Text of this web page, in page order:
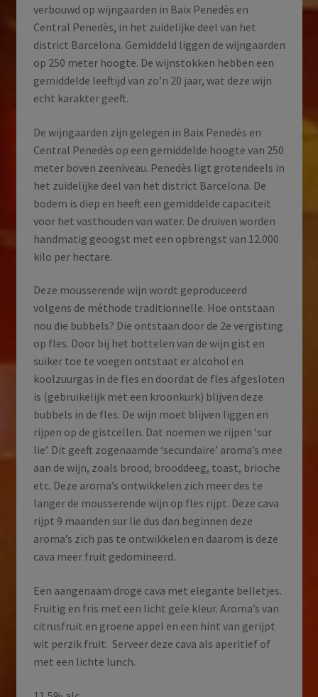
verbouwd op wijngaarden in Baix Penedès en
Central Penedès, in het zuidelijke deel van het
district Barcelona. Gemiddeld liggen de wijngaarden
op 250 meter hoogte. De wijnstokken hebben een
gemiddelde leeftijd van zo’n 20 jaar, wat deze wijn
echt karakter geeft.
De wijngaarden zijn gelegen in Baix Penedès en
Central Penedès op een gemiddelde hoogte van 250
meter boven zeeniveau. Penedès ligt grotendeels in
het zuidelijke deel van het district Barcelona. De
bodem is diep en heeft een gemiddelde capaciteit
voor het vasthouden van water. De druiven worden
handmatig geoogst met een opbrengst van 12.000
kilo per hectare.
Deze mousserende wijn wordt geproduceerd
volgens de méthode traditionnelle. Hoe ontstaan
nou die bubbels? Die ontstaan door de 2e vergisting
op fles. Door bij het bottelen van de wijn gist en
suiker toe te voegen ontstaat er alcohol en
koolzuurgas in de fles en doordat de fles afgesloten
is (gebruikelijk met een kroonkurk) blijven deze
bubbels in de fles. De wijn moet blijven liggen en
rijpen op de gistcellen. Dat noemen we rijpen ‘sur
lie’. Dit geeft zogenaamde ‘secundaire’ aroma’s mee
aan de wijn, zoals brood, brooddeeg, toast, brioche
etc. Deze aroma’s ontwikkelen zich meer des te
langer de mousserende wijn op fles rijpt. Deze cava
rijpt 9 maanden sur lie dus dan beginnen deze
aroma’s zich pas te ontwikkelen en daarom is deze
cava meer fruit gedomineerd.
Een aangenaam droge cava met elegante belletjes.
Fruitig en fris met een licht gele kleur. Aroma’s van
citrusfruit en groene appel en een hint van gerijpt
wit perzik fruit. Serveer deze cava als aperitief of
met een lichte lunch.